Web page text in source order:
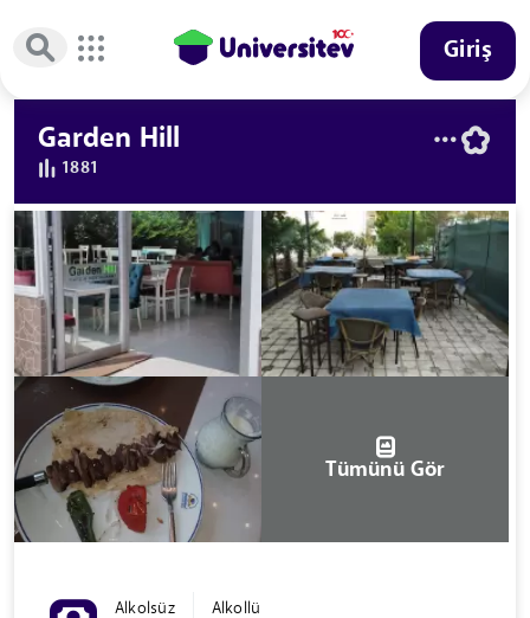
Giriş
Garden Hill
1881
Tümünü Gör
Alkolsüz
Alkollü